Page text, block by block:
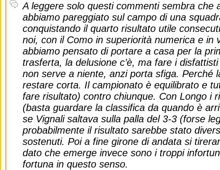
A leggere solo questi commenti sembra che
abbiamo pareggiato sul campo di una
conquistando il quarto risultato utile
noi, con il Como in superiorità numerica e in
abbiamo pensato di portare a casa per la
trasferta, la delusione c’è, ma fare i
non serve a niente, anzi porta sfiga. Perché
restare corta. Il campionato è equilibrato e
fare risultato) contro chiunque. Con Longo i
(basta guardare la classifica da quando è
se Vignali saltava sulla palla del 3-3 (forse
probabilmente il risultato sarebbe stato
sostenuti. Poi a fine girone di andata si
dato che emerge invece sono i troppi
fortuna in questo senso.